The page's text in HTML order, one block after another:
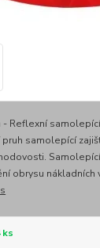
Reflexní
samolepící
obrysu
ks